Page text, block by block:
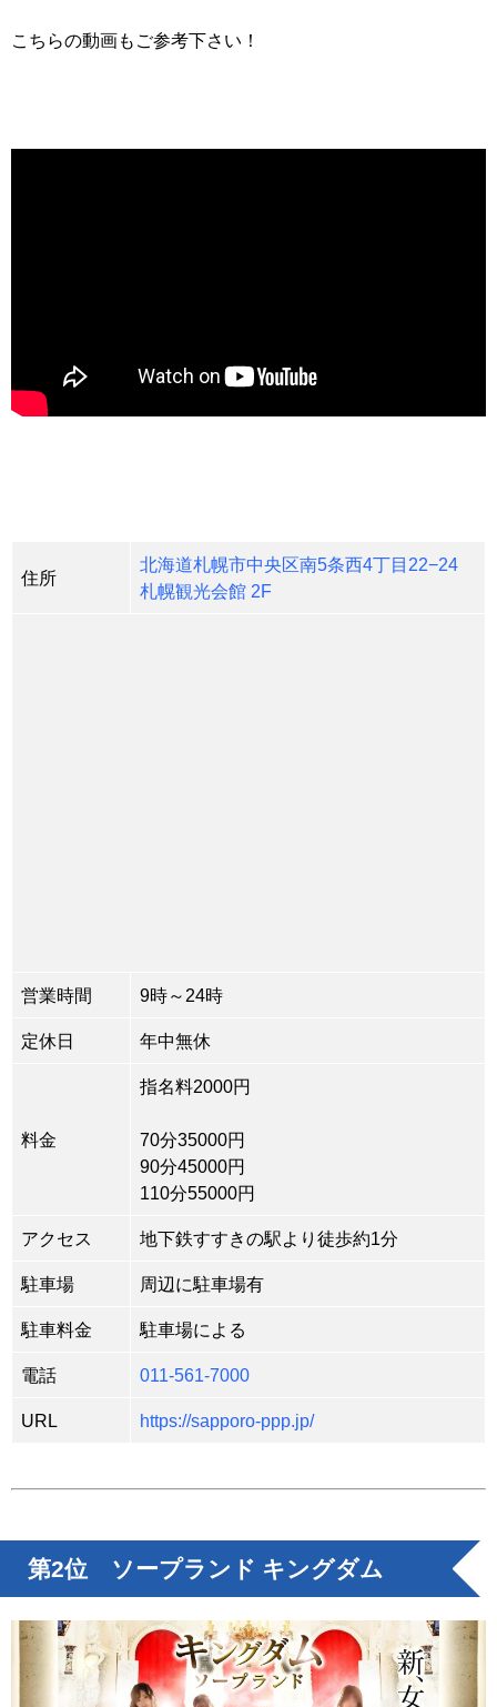
こちらの動画もご参考下さい！
住所
北海道札幌市中央区南5条西4丁目22−24
札幌観光会館 2F
営業時間 9時～24時
定休日 年中無休
料金
指名料2000円
70分35000円
90分45000円
110分55000円
アクセス 地下鉄すすきの駅より徒歩約1分
駐車場 周辺に駐車場有
駐車料金 駐車場による
電話 011-561-7000
URL https://sapporo-ppp.jp/
第2位 ソープランド キングダム